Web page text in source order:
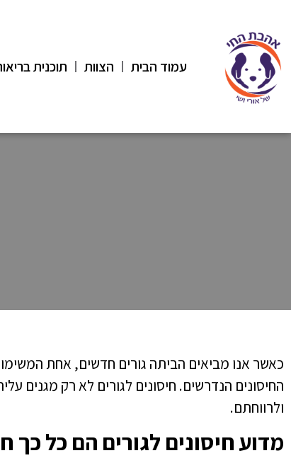
עמוד הבית הצוות תוכנית
כאשר אנו מביאים הביתה גורים חדשים, אחת
החיסונים הנדרשים. חיסונים לגורים לא רק מגנים
ולרווחתם.
מדוע חיסונים לגורים הם כל כך